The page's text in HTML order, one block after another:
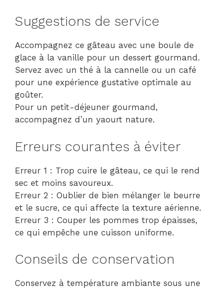
Suggestions de service
Accompagnez ce gâteau avec une boule de
glace à la vanille pour un dessert gourmand.
Servez avec un thé à la cannelle ou un café
pour une expérience gustative optimale au
goûter.
Pour un petit-déjeuner gourmand,
accompagnez d’un yaourt nature.
Erreurs courantes à éviter
Erreur 1 : Trop cuire le gâteau, ce qui le rend
sec et moins savoureux.
Erreur 2 : Oublier de bien mélanger le beurre
et le sucre, ce qui affecte la texture aérienne.
Erreur 3 : Couper les pommes trop épaisses,
ce qui empêche une cuisson uniforme.
Conseils de conservation
Conservez à température ambiante sous une